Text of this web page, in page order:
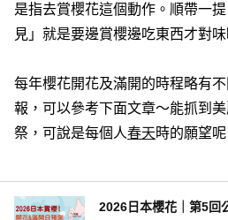
是指去賞櫻花這個動作。順帶一
見」就是要邊賞櫻邊吃東西才對味
每年櫻花開花及滿開的時程略有
報，可以參考下面文章～能抓到
祭，可說是每個人春天時的願望呢
2026日本櫻花｜第5回